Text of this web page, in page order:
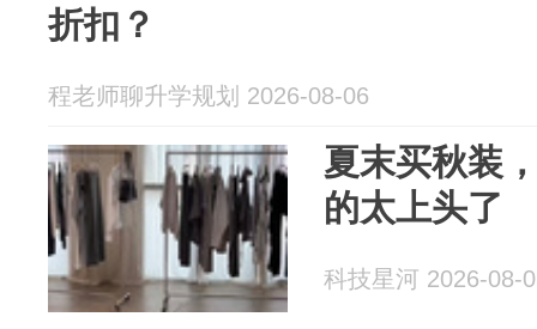
折扣？
程老师聊升学规划 2026-08-06
夏末买秋装
的太上头了
科技星河 2026-08-